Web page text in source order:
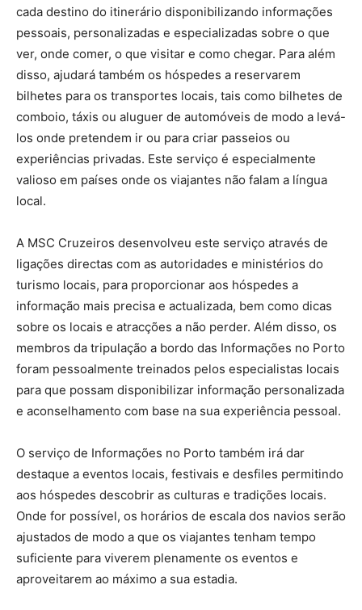
cada destino do itinerário disponibilizando informações
pessoais, personalizadas e especializadas sobre o que
ver, onde comer, o que visitar e como chegar. Para além
disso, ajudará também os hóspedes a reservarem
bilhetes para os transportes locais, tais como bilhetes de
comboio, táxis ou aluguer de automóveis de modo a levá-
los onde pretendem ir ou para criar passeios ou
experiências privadas. Este serviço é especialmente
valioso em países onde os viajantes não falam a língua
local.
A MSC Cruzeiros desenvolveu este serviço através de
ligações directas com as autoridades e ministérios do
turismo locais, para proporcionar aos hóspedes a
informação mais precisa e actualizada, bem como dicas
sobre os locais e atracções a não perder. Além disso, os
membros da tripulação a bordo das Informações no Porto
foram pessoalmente treinados pelos especialistas locais
para que possam disponibilizar informação personalizada
e aconselhamento com base na sua experiência pessoal.
O serviço de Informações no Porto também irá dar
destaque a eventos locais, festivais e desfiles permitindo
aos hóspedes descobrir as culturas e tradições locais.
Onde for possível, os horários de escala dos navios serão
ajustados de modo a que os viajantes tenham tempo
suficiente para viverem plenamente os eventos e
aproveitarem ao máximo a sua estadia.